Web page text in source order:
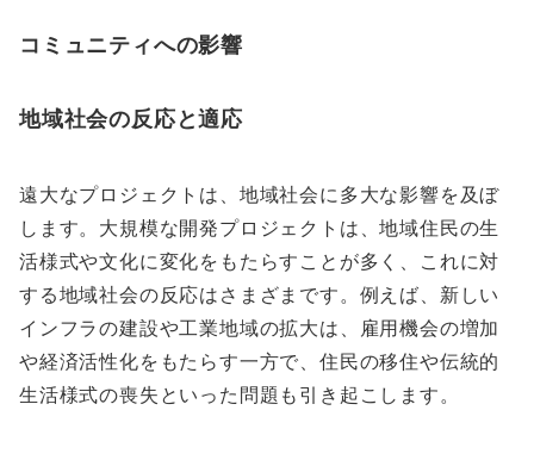
コミュニティへの影響
地域社会の反応と適応
遠大なプロジェクトは、地域社会に多大な影響を及ぼ
します。大規模な開発プロジェクトは、地域住民の生
活様式や文化に変化をもたらすことが多く、これに対
する地域社会の反応はさまざまです。例えば、新しい
インフラの建設や工業地域の拡大は、雇用機会の増加
や経済活性化をもたらす一方で、住民の移住や伝統的
生活様式の喪失といった問題も引き起こします。